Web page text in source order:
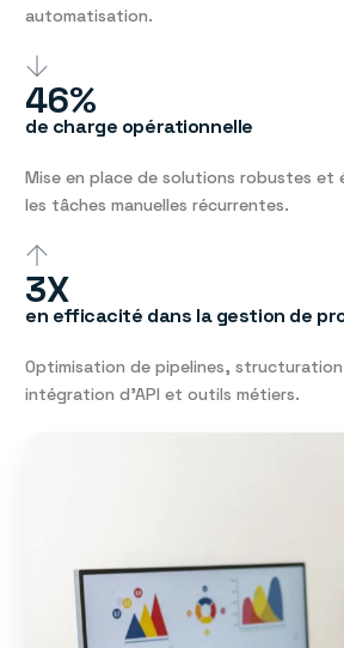
automatisation.
46%
de charge opérationnelle
Mise en place de solutions robustes et
les tâches manuelles récurrentes.
3X
en efficacité dans la gestion de
Optimisation de pipelines,
intégration d’API et outils métiers.